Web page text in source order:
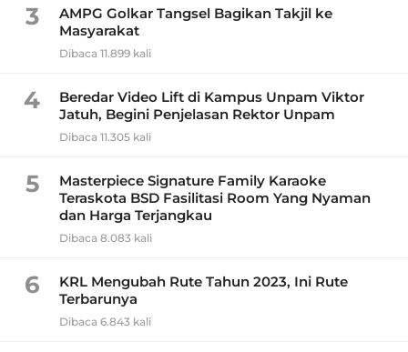
3
AMPG Golkar Tangsel Bagikan Takjil ke
Masyarakat
Dibaca 11.899 kali
4
Beredar Video Lift di Kampus Unpam Viktor
Jatuh, Begini Penjelasan Rektor Unpam
Dibaca 11.305 kali
5
Masterpiece Signature Family Karaoke
Teraskota BSD Fasilitasi Room Yang Nyaman
dan Harga Terjangkau
Dibaca 8.083 kali
6
KRL Mengubah Rute Tahun 2023, Ini Rute
Terbarunya
Dibaca 6.843 kali